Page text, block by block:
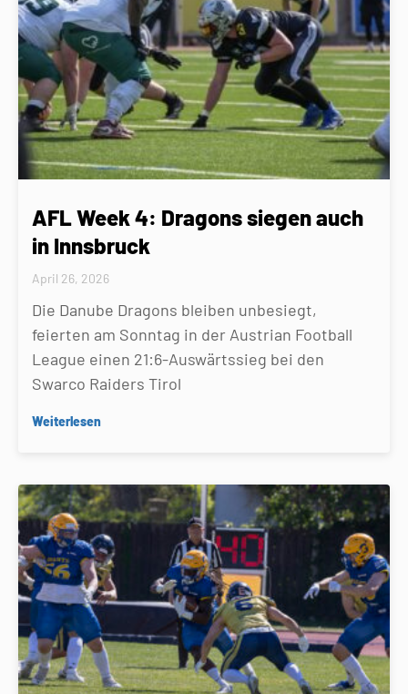
AFL Week 4: Dragons siegen auch
in Innsbruck
April 26, 2026
Die Danube Dragons bleiben unbesiegt,
feierten am Sonntag in der Austrian Football
League einen 21:6-Auswärtssieg bei den
Swarco Raiders Tirol
Weiterlesen